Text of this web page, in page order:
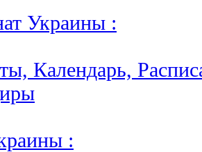
Украины :
Календарь,
: